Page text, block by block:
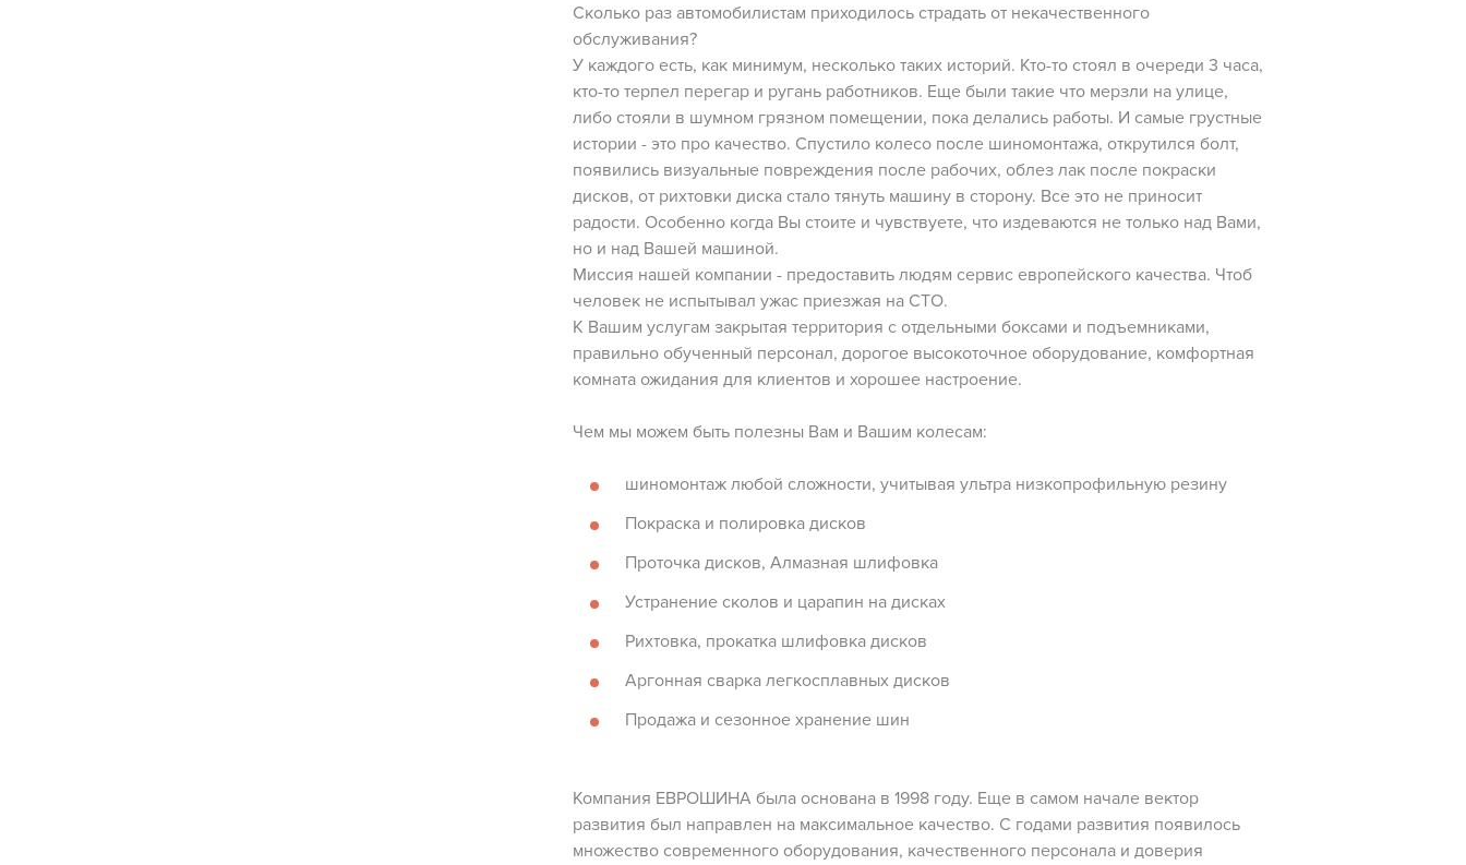
Сколько раз автомобилистам приходилось страдать от некачественного
обслуживания?
У каждого есть, как минимум, несколько таких историй. Кто-то стоял в очереди 3 часа,
кто-то терпел перегар и ругань работников. Еще были такие что мерзли на улице,
либо стояли в шумном грязном помещении, пока делались работы. И самые грустные
истории - это про качество. Спустило колесо после шиномонтажа, открутился болт,
появились визуальные повреждения после рабочих, облез лак после покраски
дисков, от рихтовки диска стало тянуть машину в сторону. Все это не приносит
радости. Особенно когда Вы стоите и чувствуете, что издеваются не только над Вами,
но и над Вашей машиной.
Миссия нашей компании - предоставить людям сервис европейского качества. Чтоб
человек не испытывал ужас приезжая на СТО.
К Вашим услугам закрытая территория с отдельными боксами и подъемниками,
правильно обученный персонал, дорогое высокоточное оборудование, комфортная
комната ожидания для клиентов и хорошее настроение.
Чем мы можем быть полезны Вам и Вашим колесам:
шиномонтаж любой сложности, учитывая ультра низкопрофильную резину
Покраска и полировка дисков
Проточка дисков, Алмазная шлифовка
Устранение сколов и царапин на дисках
Рихтовка, прокатка шлифовка дисков
Аргонная сварка легкосплавных дисков
Продажа и сезонное хранение шин
Компания ЕВРОШИНА была основана в 1998 году. Еще в самом начале вектор
развития был направлен на максимальное качество. С годами развития появилось
множество современного оборудования, качественного персонала и доверия